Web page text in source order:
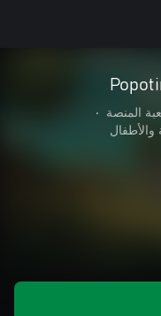
المنصة
•
والأطفال